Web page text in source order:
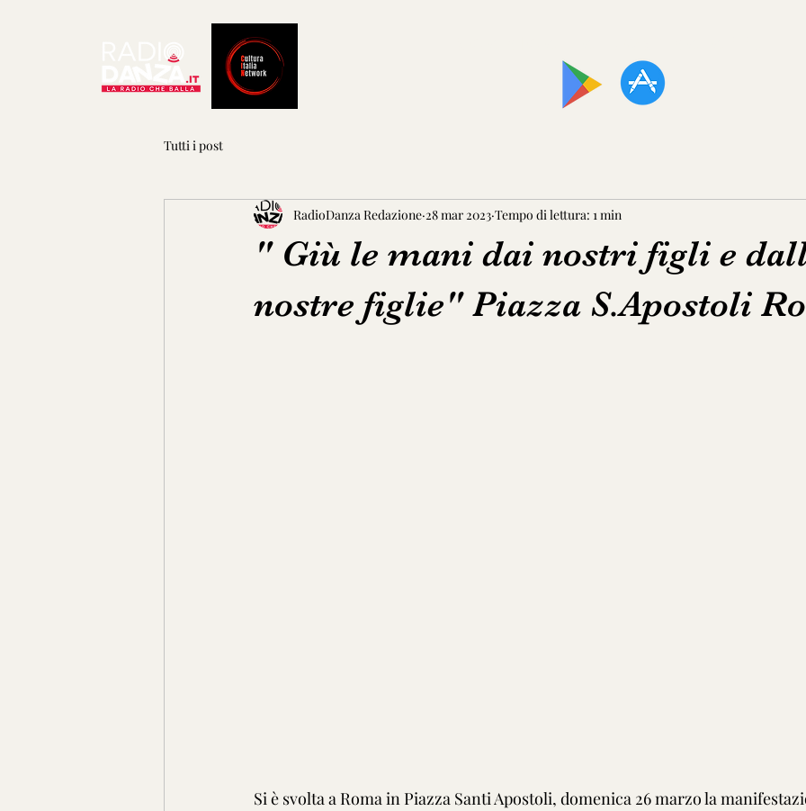
Tutti i post
" Giù le mani dai nostri figli e
nostre figlie" Piazza S.Apostoli
RadioDanza Redazione 28 mar 2023 Tempo di lettura: 1 min
Si è svolta a Roma in Piazza Santi Apostoli, domenica 26 marzo la